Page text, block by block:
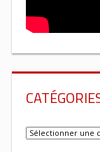
Catégories